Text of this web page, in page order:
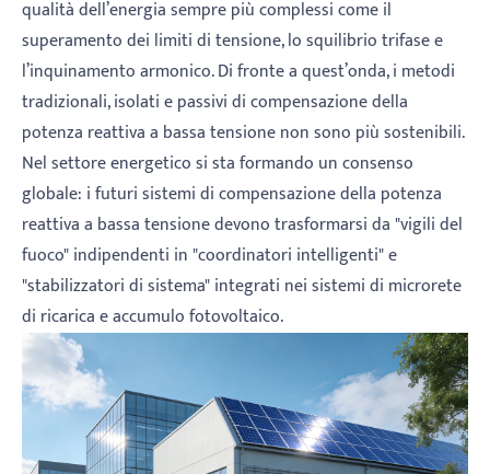
qualità dell’energia sempre più complessi come il
superamento dei limiti di tensione, lo squilibrio trifase e
l’inquinamento armonico. Di fronte a quest’onda, i metodi
tradizionali, isolati e passivi di compensazione della
potenza reattiva a bassa tensione non sono più sostenibili.
Nel settore energetico si sta formando un consenso
globale: i futuri sistemi di compensazione della potenza
reattiva a bassa tensione devono trasformarsi da "vigili del
fuoco" indipendenti in "coordinatori intelligenti" e
"stabilizzatori di sistema" integrati nei sistemi di microrete
di ricarica e accumulo fotovoltaico.